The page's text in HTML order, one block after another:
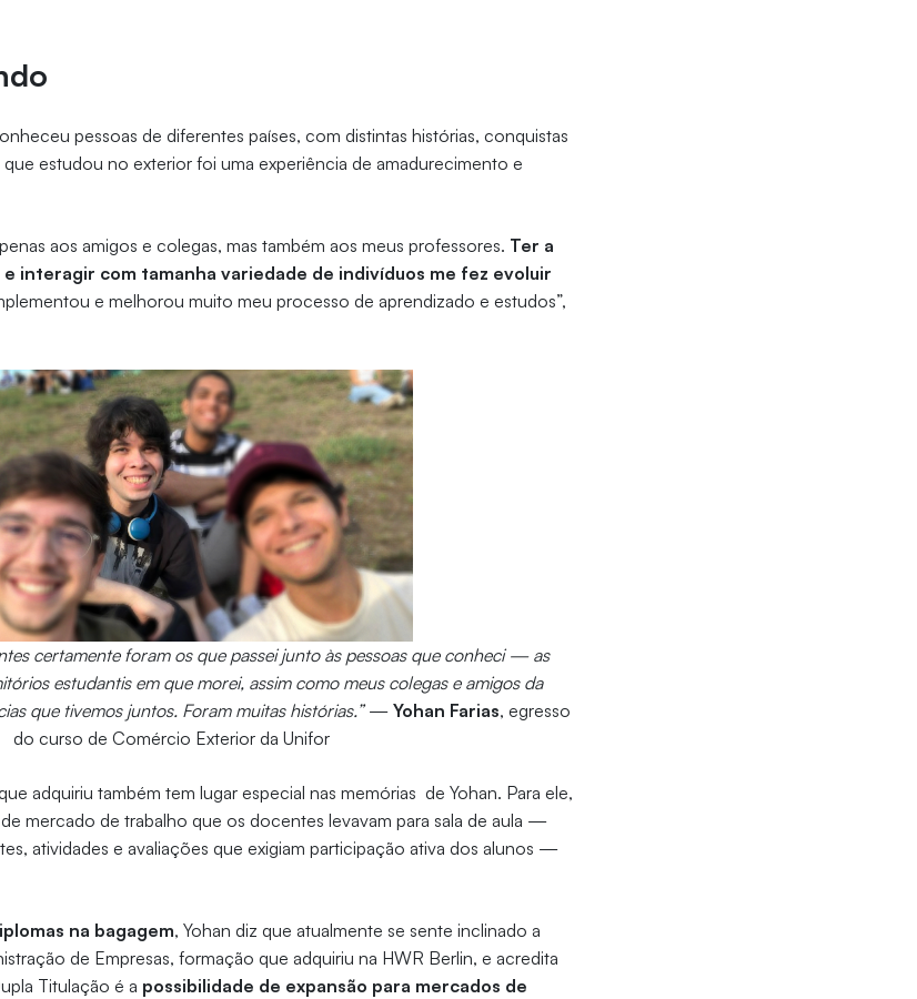
pessoas de diferentes países, com distintas histórias, conquistas
estudou no exterior foi uma experiência de amadurecimento e
aos amigos e colegas, mas também aos meus professores. Ter a
interagir com tamanha variedade de indivíduos me fez evoluir
e melhorou muito meu processo de aprendizado e estudos”,
certamente foram os que passei junto às pessoas que conheci — as
estudantis em que morei, assim como meus colegas e amigos da
que tivemos juntos. Foram muitas histórias.”— Yohan Farias, egresso
do curso de Comércio Exterior da Unifor
adquiriu também tem lugar especial nas memórias de Yohan. Para ele,
mercado de trabalho que os docentes levavam para sala de aula —
atividades e avaliações que exigiam participação ativa dos alunos —
na bagagem, Yohan diz que atualmente se sente inclinado a
de Empresas, formação que adquiriu na HWR Berlin, e acredita
Titulação é a possibilidade de expansão para mercados de